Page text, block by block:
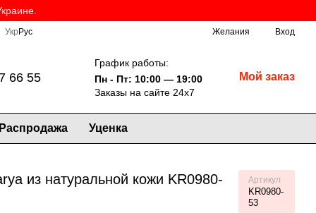
Укр Рус Желания Вход
66 55
График работы:
Пн - Пт: 10:00 — 19:00
Заказы на сайте 24х7
Мой заказ
Распродажа Уценка
из натуральной кожи KR0980-
Артикул
KR0980-
53